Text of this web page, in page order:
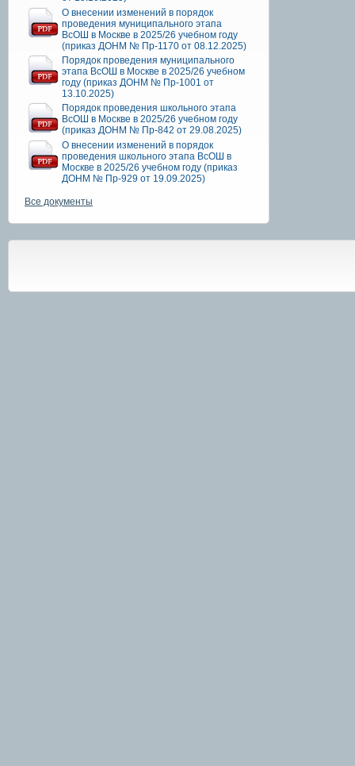
О внесении изменений в порядок
проведения муниципального этапа
ВсОШ в Москве в 2025/26 учебном году
(приказ ДОНМ № Пр-1170 от 08.12.2025)
Порядок проведения муниципального
этапа ВсОШ в Москве в 2025/26 учебном
году (приказ ДОНМ № Пр-1001 от
13.10.2025)
Порядок проведения школьного этапа
ВсОШ в Москве в 2025/26 учебном году
(приказ ДОНМ № Пр-842 от 29.08.2025)
О внесении изменений в порядок
проведения школьного этапа ВсОШ в
Москве в 2025/26 учебном году (приказ
ДОНМ № Пр-929 от 19.09.2025)
Все документы